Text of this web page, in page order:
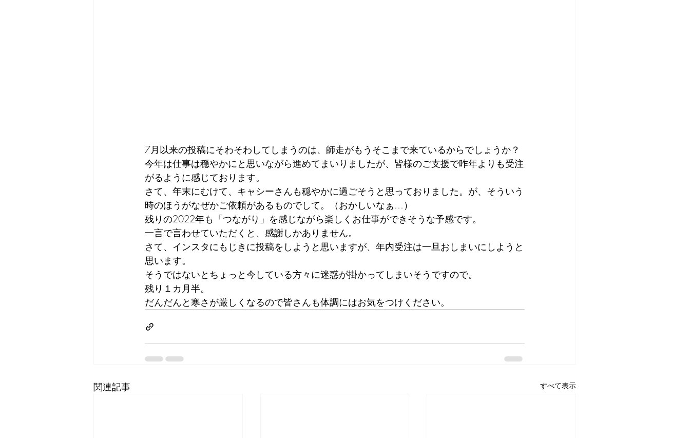
7月以来の投稿にそわそわしてしまうのは、師走がもうそこまで来ているからでしょうか？
今年は仕事は穏やかにと思いながら進めてまいりましたが、皆様のご支援で昨年よりも受注
がるように感じております。
さて、年末にむけて、キャシーさんも穏やかに過ごそうと思っておりました。が、そういう
時のほうがなぜかご依頼があるものでして。（おかしいなぁ…）
残りの2022年も「つながり」を感じながら楽しくお仕事ができそうな予感です。
一言で言わせていただくと、感謝しかありません。
さて、インスタにもじきに投稿をしようと思いますが、年内受注は一旦おしまいにしようと
思います。
そうではないとちょっと今している方々に迷惑が掛かってしまいそうですので。
残り１カ月半。
だんだんと寒さが厳しくなるので皆さんも体調にはお気をつけください。
関連記事 すべて表示